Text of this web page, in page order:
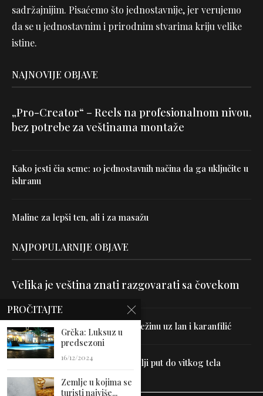
sadržajnijim. Pisaćemo što jednostavnije, jer verujemo
da se u jednostavnim i prirodnim stvarima kriju velike
istine.
NAJNOVIJE OBJAVE
„Pro-Creator“ – Reels na profesionalnom nivou,
bez potrebe za veštinama montaže
Kako jesti čia seme: 10 jednostavnih načina da ga uključite u
ishranu
Maline za lepši ten, ali i za masažu
NAJPOPULARNIJE OBJAVE
Velika je veština znati razgovarati sa čovekom
Uništite parazite i normalizujte težinu uz lan i karanfilić
Dr Hajder: Akupunktura je najbolji put do vitkog tela
PROČITAJTE
Grčka: Luksuz u
predsezoni
16/12/2024
Zemlje u kojima se
turisti najviše...